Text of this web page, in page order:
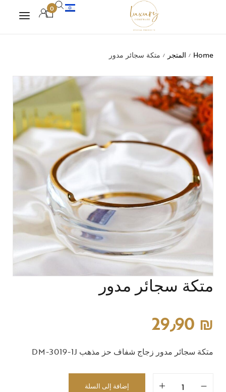
0
Home
/ المتجر / متكة سجائر مدور
متكة سجائر مدور
29٫90 ₪
متكة سجائر مدور زجاج شفاف حز مذهب DM-3019-1J
إضافة إلى السلة